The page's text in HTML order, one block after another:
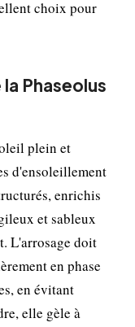
choix pour
Phaseolus
plein et
d'ensoleillement
enrichis
et sableux
L'arrosage doit
en phase
en évitant
elle gèle à